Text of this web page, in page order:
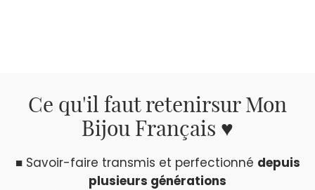
Ce qu'il faut retenirsur Mon
Bijou Français ♥
■ Savoir-faire transmis et perfectionné depuis
plusieurs générations